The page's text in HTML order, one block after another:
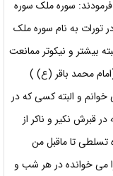
سوره ملک سوره
تورات به نام سوره ملک
بیشتر و نیکوتر ممانعت
محمد باقر (ع) )
خوانم و البته کسیکه در
قبرش نکیر و ناکر از
تسلطی تا ماقبل من
می خوانده در هر شب و